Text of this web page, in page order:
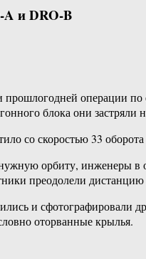
A и DRO-B
прошлогодней операции
блока они застряли
со скоростью 33
орбиту, инженеры в
преодолели
и сфотографировали
оторванные крылья.